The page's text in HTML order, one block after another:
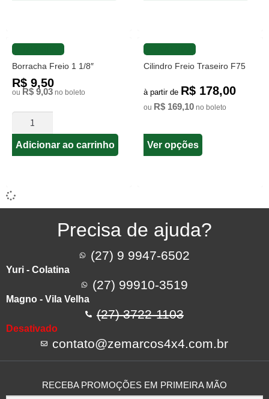
Borracha Freio 1 1/8″
R$ 9,50
ou R$ 9,03 no boleto
Adicionar ao carrinho
Cilindro Freio Traseiro F75
à partir de R$ 178,00
ou R$ 169,10 no boleto
Ver opções
Precisa de ajuda?
(27) 9 9947-6502
Yuri - Colatina
(27) 99910-3519
Magno - Vila Velha
(27) 3722-1103
Desativado
contato@zemarcos4x4.com.br
RECEBA PROMOÇÕES EM PRIMEIRA MÃO